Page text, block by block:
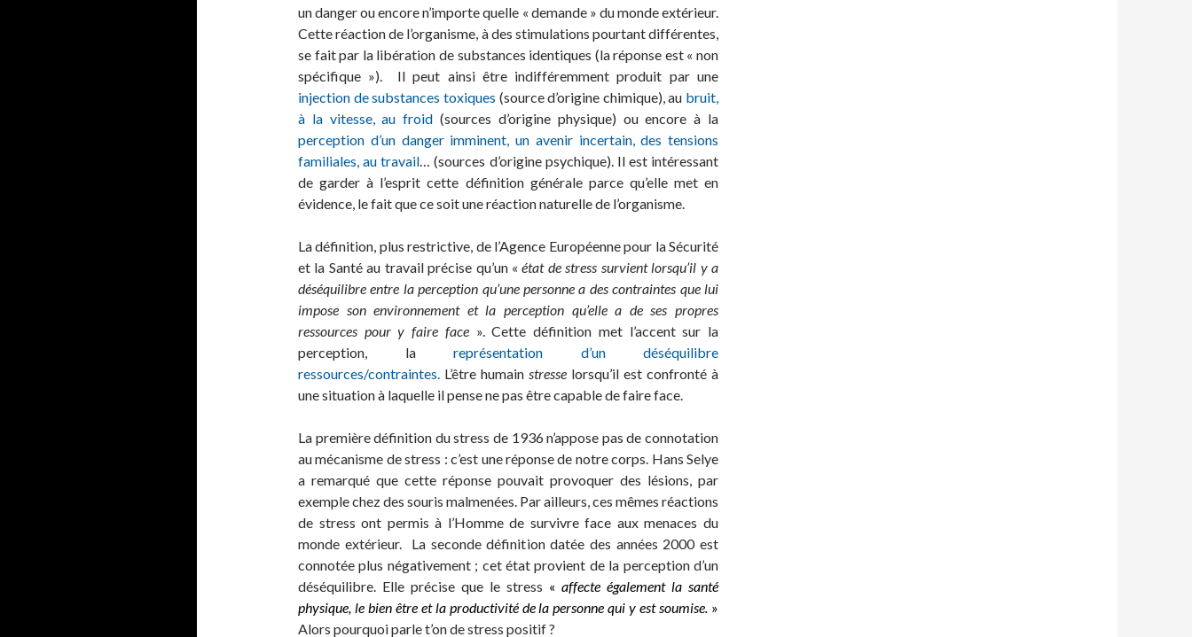
un danger ou encore n’importe quelle « demande » du monde extérieur.
Cette réaction de l’organisme, à des stimulations pourtant différentes,
se fait par la libération de substances identiques (la réponse est « non
spécifique »). Il peut ainsi être indifféremment produit par une
injection de substances toxiques (source d’origine chimique), au bruit,
à la vitesse, au froid (sources d’origine physique) ou encore à la
perception d’un danger imminent, un avenir incertain, des tensions
familiales, au travail… (sources d’origine psychique). Il est intéressant
de garder à l’esprit cette définition générale parce qu’elle met en
évidence, le fait que ce soit une réaction naturelle de l’organisme.
La définition, plus restrictive, de l’Agence Européenne pour la Sécurité
et la Santé au travail précise qu’un «état de stress survient lorsqu’il y a
déséquilibre entre la perception qu’une personne a des contraintes que lui
impose son environnement et la perception qu’elle a de ses propres
ressources pour y faire face». Cette définition met l’accent sur la
perception, la représentation d’un déséquilibre
ressources/contraintes. L’être humain stresse lorsqu’il est confronté à
une situation à laquelle il pense ne pas être capable de faire face.
La première définition du stress de 1936 n’appose pas de connotation
au mécanisme de stress : c’est une réponse de notre corps. Hans Selye
a remarqué que cette réponse pouvait provoquer des lésions, par
exemple chez des souris malmenées. Par ailleurs, ces mêmes réactions
de stress ont permis à l’Homme de survivre face aux menaces du
monde extérieur. La seconde définition datée des années 2000 est
connotée plus négativement ; cet état provient de la perception d’un
déséquilibre. Elle précise que le stress « affecte également la santé
physique, le bien être et la productivité de la personne qui y est soumise. »
Alors pourquoi parle t’on de stress positif ?